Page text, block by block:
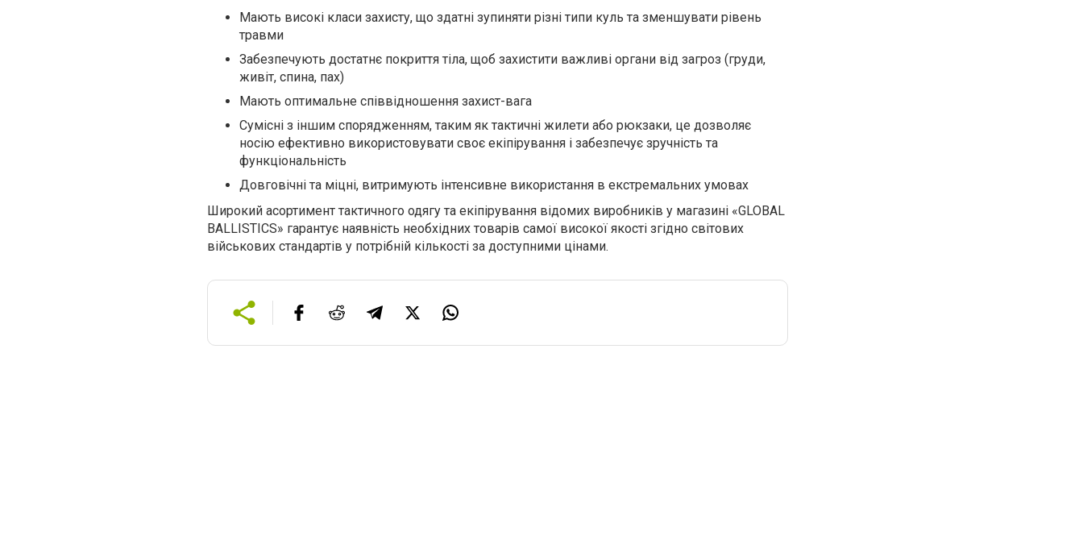
Мають високі класи захисту, що здатні зупиняти різні типи куль та зменшувати рівень
травми
Забезпечують достатнє покриття тіла, щоб захистити важливі органи від загроз (груди,
живіт, спина, пах)
Мають оптимальне співвідношення захист-вага
Сумісні з іншим спорядженням, таким як тактичні жилети або рюкзаки, це дозволяє
носію ефективно використовувати своє екіпірування і забезпечує зручність та
функціональність
Довговічні та міцні, витримують інтенсивне використання в екстремальних умовах
Широкий асортимент тактичного одягу та екіпірування відомих виробників у магазині «GLOBAL
BALLISTICS» гарантує наявність необхідних товарів самої високої якості згідно світових
військових стандартів у потрібній кількості за доступними цінами.